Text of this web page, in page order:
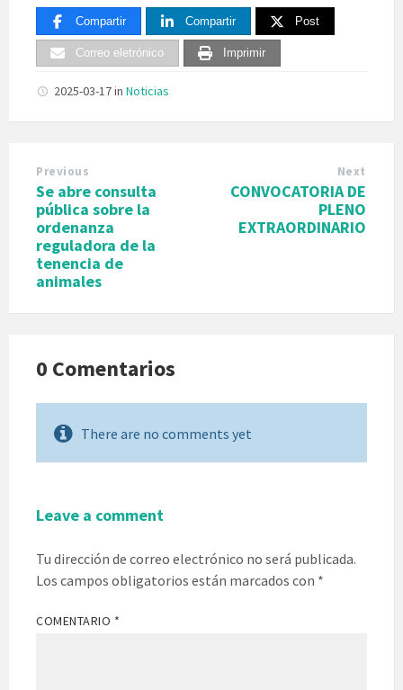
Compartir Compartir Post
Correo eletrónico Imprimir
2025-03-17in Noticias
Previous
Se abre consulta
pública sobre la
ordenanza
reguladora de la
tenencia de
animales
Next
CONVOCATORIA DE
PLENO
EXTRAORDINARIO
0 Comentarios
There are no comments yet
Leave a comment
Tu dirección de correo electrónico no será publicada.
Los campos obligatorios están marcados con *
COMENTARIO *